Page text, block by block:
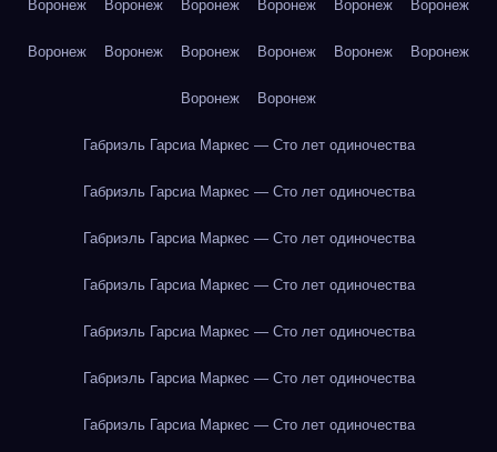
Воронеж Воронеж Воронеж Воронеж Воронеж Воронеж
Воронеж Воронеж Воронеж Воронеж Воронеж Воронеж
Воронеж Воронеж
Габриэль Гарсиа Маркес — Сто лет одиночества
Габриэль Гарсиа Маркес — Сто лет одиночества
Габриэль Гарсиа Маркес — Сто лет одиночества
Габриэль Гарсиа Маркес — Сто лет одиночества
Габриэль Гарсиа Маркес — Сто лет одиночества
Габриэль Гарсиа Маркес — Сто лет одиночества
Габриэль Гарсиа Маркес — Сто лет одиночества